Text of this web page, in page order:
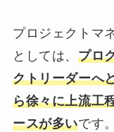
プロジェクトマ
としては、プロ
クトリーダーへ
ら徐々に上流工
ースが多いです。